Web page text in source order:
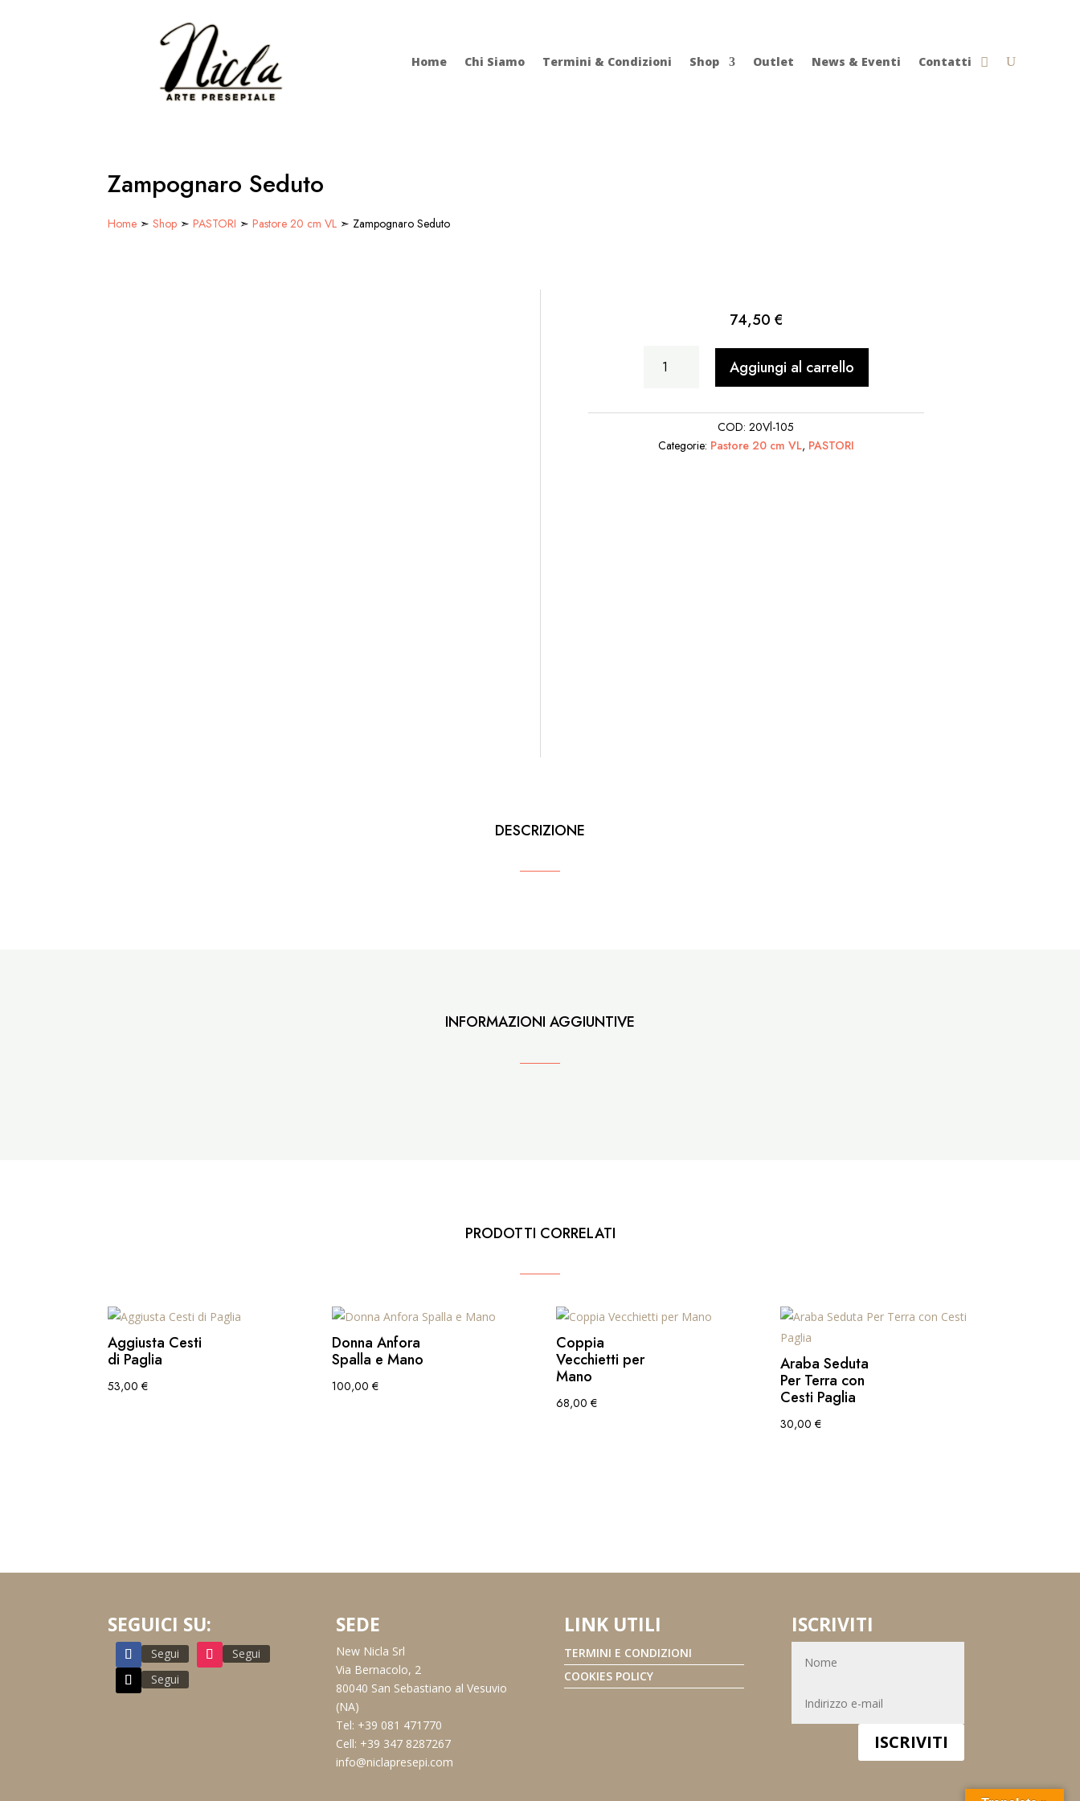
Home Chi Siamo Termini & Condizioni Shop Outlet News & Eventi Contatti
Zampognaro Seduto
Home ➣Shop ➣PASTORI ➣Pastore 20 cm VL ➣ Zampognaro Seduto
74,50 €
Seduto
Aggiungi al carrello
COD:20Vl-105
Categorie: Pastore 20 cm VL, PASTORI
DESCRIZIONE
INFORMAZIONI AGGIUNTIVE
PRODOTTI CORRELATI
Aggiusta Cesti
di Paglia
53,00€
Donna Anfora
Spalla e Mano
100,00€
Coppia
Vecchietti per
Mano
68,00€
Araba Seduta
Per Terra con
Cesti Paglia
30,00€
SEGUICI SU:
Segui
Segui
Segui
SEDE
New Nicla Srl
Via Bernacolo, 2
80040 San Sebastiano al Vesuvio
(NA)
Tel: +39 081 471770
Cell: +39 347 8287267
info@niclapresepi.com
LINK UTILI
TERMINI E CONDIZIONI
COOKIES POLICY
ISCRIVITI
ISCRIVITI